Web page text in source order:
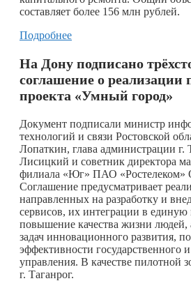
составляет более 156 млн рублей.
Подробнее
На Дону подписано
соглашение о реализации
проекта «Умный город»
Документ подписали министр
технологий и связи Ростовской
Лопаткин, глава администрации г.
Лисицкий и советник директора
филиала «Юг» ПАО «Ростелеком»
Соглашение предусматривает
направленных на разработку и
сервисов, их интеграции в единую
повышение качества жизни людей,
задач инновационного развития,
эффективности государственного
управления. В качестве пилотной
г. Таганрог.